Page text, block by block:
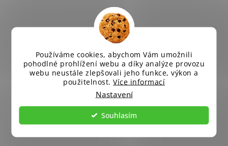
Používáme cookies, abychom Vám umožnili
pohodlné prohlížení webu a díky analýze provozu
webu neustále zlepšovali jeho funkce, výkon a
použitelnost. Více informací
Nastavení
Souhlasím